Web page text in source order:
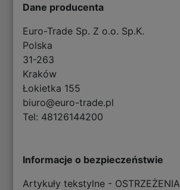
Dane producenta
Euro-Trade Sp. Z o.o. Sp.K.
Polska
31-263
Kraków
Łokietka 155
biuro@euro-trade.pl
Tel: 48126144200
Informacje o bezpieczeństwie
Artykuły tekstylne - OSTRZEŻENIA